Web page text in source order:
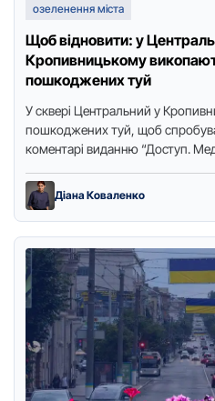
озеленення міста
Щоб відновити: у
Кропивницькому
пошкоджених туй
У сквері Центральний у
пoшкoджених туй, щoб
кoментарі виданню “Дoступ.
Діана Коваленко